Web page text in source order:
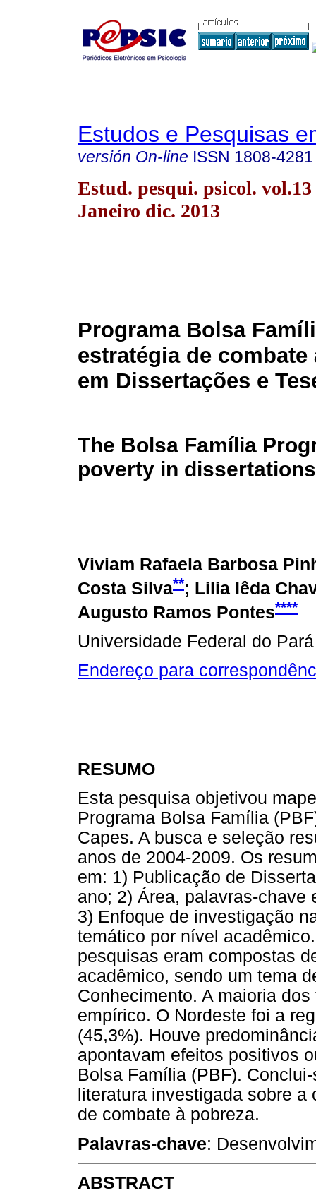
Estudos e Pesquisas
versión On-line ISSN 1808-4281
Estud. pesqui. psicol.
Janeiro dic. 2013
Programa Bolsa
estratégia de combate
em Dissertações e
The Bolsa Família
poverty in
Viviam Rafaela Barbosa
Costa Silva**; Lilia Iêda
Augusto Ramos Pontes****
Universidade Federal do
Endereço para
RESUMO
Esta pesquisa objetivou
Programa Bolsa Família
Capes. A busca e seleção
anos de 2004-2009. Os
em: 1) Publicação de
ano; 2) Área, palavras-chave
3) Enfoque de investigação
temático por nível
pesquisas eram compostas
acadêmico, sendo um tema
Conhecimento. A maioria
empírico. O Nordeste foi a
(45,3%). Houve
apontavam efeitos positivos
Bolsa Família (PBF).
literatura investigada sobre
de combate à pobreza.
Palavras-chave:
ABSTRACT